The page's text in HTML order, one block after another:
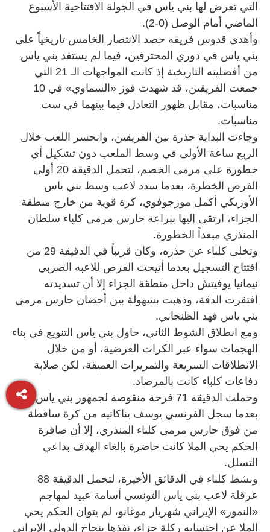
التي تعرض لها بني ياس في الجولة الافتتاحية الأسبوع
الماضي أمام الوصل (0-2).
وأهدى قدوس فريقه حصد الانتصار الخامس تاريخياً على
بني ياس في دوري المحترفين، فيما لم يستفد بني ياس
من أفضليته التاريخية إذ كانت المواجهات الـ 21 التي
جمعت الفريقين، قد شهدت فوز «السماوي» في 10
مناسبات، مقابل ظهور التعادل فيما بينهما في ست
مناسبات.
وجاءت البداية حذرة بين الفريقين، وانحسر اللعب خلال
الربع ساعة الأولى في وسط الملعب دون تشكيل أي
خطورة على مرمى الخصم، لتحمل الدقيقة 20 أولى
الفرص الخطرة، بعدما سدد لاعب وسط بني ياس
الأوزبكي أكمل موزجوفوي، كرة قوية من خارج منطقة
الجزاء، ارتقى إليها ببراعة حارس مرمى كلباء سلطان
المنذري مبعداً الخطورة.
وتخلى كلباء عن حذره، وكان قريباً في الدقيقة 29 من
افتتاح التسجيل بعدما أتيحت الفرص للاعبه الصربي
نيمانيا يوفيتش داخل منطقة الجزاء إلا أن تسديدته
افتقرت الدقة، وذهبت بسهولة بين أحضان حارس مرمى
بني ياس فهد الظنحاني.
ومع انطلاق الشوط الثاني، حاول بني ياس التنويع في بناء
الهجمات سواء عبر الكرات العرضية، أو من خلال
الانطلاقات السريعة والتمريرات العميقة، لكن صلابة
دفاعات كلباء كانت بالمرصاد.
وحملت الدقيقة 71 فرحة منقوصة لجمهور بني ياس،
بعدما سجل الفرنسي يوسف يناكاتيه من كرة ساقطة
من فوق حارس مرمى كلباء المنذري، إلا أن صافرة
الحكم يحي الملا كانت حاضرة بإلغاء الهدف بداعي
التسلل.
ونشط كلباء في الدقائق الأخيرة، لتحمل الدقيقة 88
عرقلة لاعب بني ياس التونسي أسامة عبيد لمهاجم
«النمور» الإيراني شهريار موغانو، لم يتوان الحكم يحي
الملا عن احتسابه ركلة جزاء، نفذها بنجاح الدولي الإيراني